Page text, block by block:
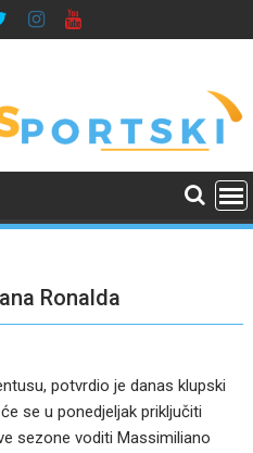
Ronalda
potvrdio je danas klupski
se u ponedjeljak priključiti
sezone voditi Massimiliano